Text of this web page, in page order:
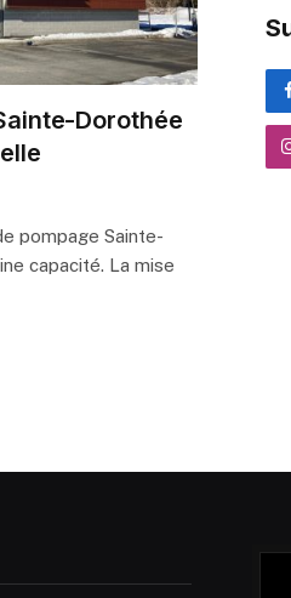
Dorothée
pompage Sainte-
capacité. La mise